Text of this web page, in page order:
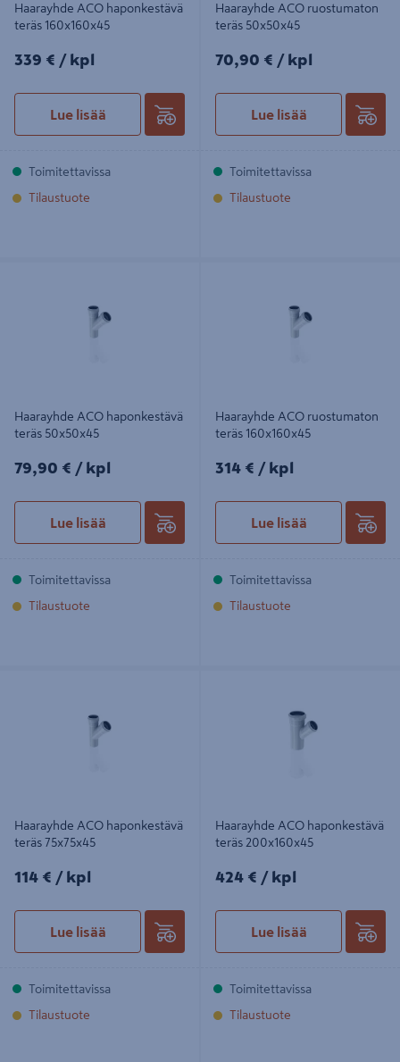
Haarayhde ACO haponkestävä
teräs 160x160x45
339€/kpl
339 € / kpl
Lue lisää
Toimitettavissa
Tilaustuote
Haarayhde ACO ruostumaton
teräs 50x50x45
70,90€/kpl
70,90 € / kpl
Lue lisää
Toimitettavissa
Tilaustuote
Haarayhde ACO haponkestävä
teräs 50x50x45
79,90€/kpl
79,90 € / kpl
Lue lisää
Toimitettavissa
Tilaustuote
Haarayhde ACO ruostumaton
teräs 160x160x45
314€/kpl
314 € / kpl
Lue lisää
Toimitettavissa
Tilaustuote
Haarayhde ACO haponkestävä
teräs 75x75x45
114€/kpl
114 € / kpl
Lue lisää
Toimitettavissa
Tilaustuote
Haarayhde ACO haponkestävä
teräs 200x160x45
424€/kpl
424 € / kpl
Lue lisää
Toimitettavissa
Tilaustuote